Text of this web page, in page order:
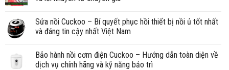
Sửa nồi Cuckoo – Bí quyết phục hồi thiết bị nồi ủ tốt nhất
và đáng tin cậy nhất Việt Nam
Bảo hành nồi cơm điện Cuckoo – Hướng dẫn toàn diện về
dịch vụ chính hãng và kỹ năng bảo trì